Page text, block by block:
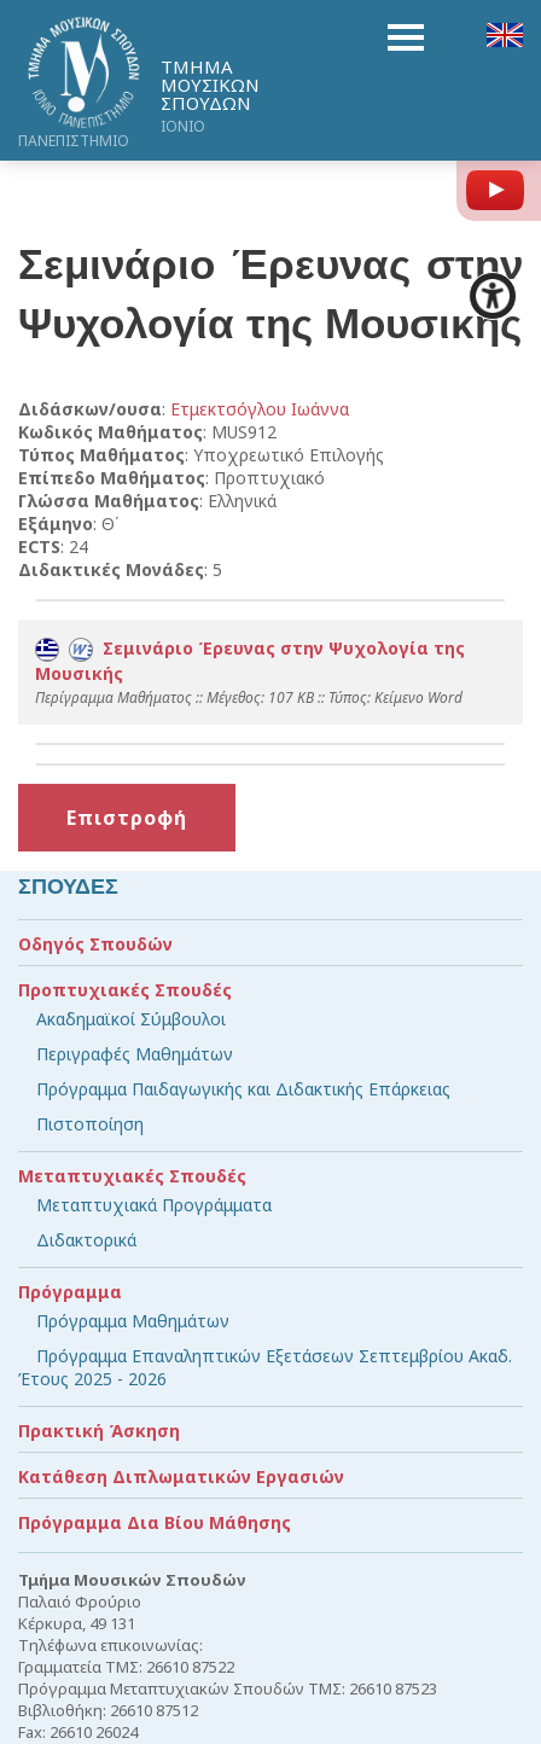
ΤΜΗΜΑ
ΜΟΥΣΙΚΩΝ
ΣΠΟΥΔΩΝ
ΙΟΝΙΟ
ΠΑΝΕΠΙΣΤΗΜΙΟ
Σεμινάριο Έρευνας στην
Ψυχολογία της Μουσικής
Διδάσκων/ουσα: Ετμεκτσόγλου Ιωάννα
Κωδικός Μαθήματος: MUS912
Τύπος Μαθήματος: Υποχρεωτικό Επιλογής
Επίπεδο Μαθήματος: Προπτυχιακό
Γλώσσα Μαθήματος: Ελληνικά
Εξάμηνο: Θ΄
ECTS: 24
Διδακτικές Μονάδες: 5
Σεμινάριο Έρευνας στην Ψυχολογία της
Μουσικής
Περίγραμμα Μαθήματος :: Mέγεθος: 107 KB :: Τύπος: Kείμενο Word
Επιστροφή
ΣΠΟΥΔΕΣ
Οδηγός Σπουδών
Προπτυχιακές Σπουδές
Ακαδημαϊκοί Σύμβουλοι
Περιγραφές Μαθημάτων
Πρόγραμμα Παιδαγωγικής και Διδακτικής Επάρκειας
Πιστοποίηση
Μεταπτυχιακές Σπουδές
Μεταπτυχιακά Προγράμματα
Διδακτορικά
Πρόγραμμα
Πρόγραμμα Μαθημάτων
Πρόγραμμα Επαναληπτικών Εξετάσεων Σεπτεμβρίου Ακαδ.
Έτους 2025 - 2026
Πρακτική Άσκηση
Κατάθεση Διπλωματικών Εργασιών
Πρόγραμμα Δια Βίου Μάθησης
Τμήμα Μουσικών Σπουδών
Παλαιό Φρούριο
Κέρκυρα, 49 131
Τηλέφωνα επικοινωνίας:
Γραμματεία ΤΜΣ: 26610 87522
Πρόγραμμα Μεταπτυχιακών Σπουδών ΤΜΣ: 26610 87523
Βιβλιοθήκη: 26610 87512
Fax: 26610 26024